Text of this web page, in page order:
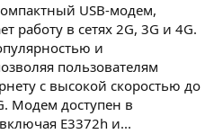
USB-модем,
работу в сетях 2G, 3G и 4G.
и
пользователям
с высокой скоростью до
Модем доступен в
E3372h и...